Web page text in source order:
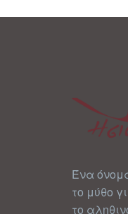
Ένα
το μύθο
το